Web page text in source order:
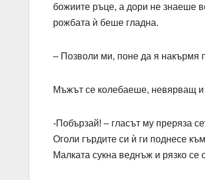
божиите ръце, а дори не знаеше
рожбата ѝ беше гладна.
– Позволи ми, поне да я накърмя
Мъжът се колебаеше, невярващ и
-Побързай! – гласът му преряза
Оголи гърдите си ѝ ги поднесе
Малката сукна веднъж и рязко